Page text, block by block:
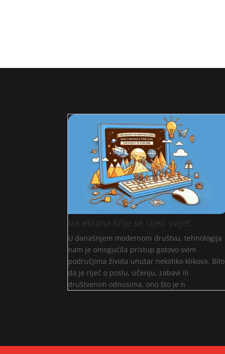
Iza ekrana krije se cijeli svijet
U današnjem modernom društvu, tehnologija
nam je omogućila pristup gotovo svim
područjima života unutar nekoliko klikova. Bilo
da je riječ o poslu, učenju, zabavi ili
društvenim odnosima, ono što je n